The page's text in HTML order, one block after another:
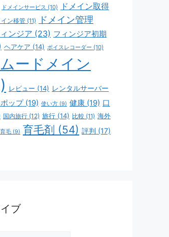
ドメインサービス (10)
ドメイン取得
イン移管 (11)
ドメイン管理
ンジア (23) フィンジア初期
ヘアケア (14) ボイスレコーダー (10)
ードメイン
レビュー (14) レンタルサーバー
ップ(19) 使い方 (9) 健康 (19) 口
国内旅行 (12) 旅行 (14) 比較 (11) 海外
育毛 (9) 育毛剤 (54) 評判 (17)
ブ